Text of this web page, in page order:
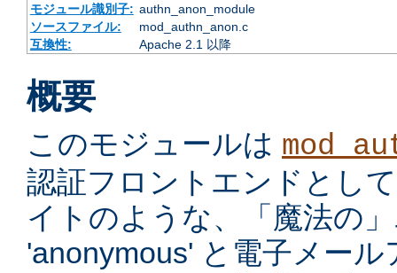
モジュール識別子: authn_anon_module
ソースファイル:
mod_authn_anon.c
互換性:
Apache 2.1 以降
概要
このモジュールは
認証フロントエンドとし
イトのような、「魔法の
'anonymous' と電子メー